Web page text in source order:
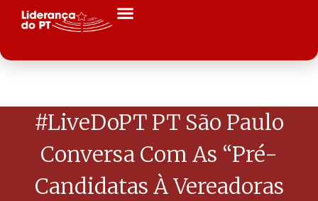
#LiveDoPT PT São Paulo
Conversa Com As “pré-
Candidatas À Vereadoras